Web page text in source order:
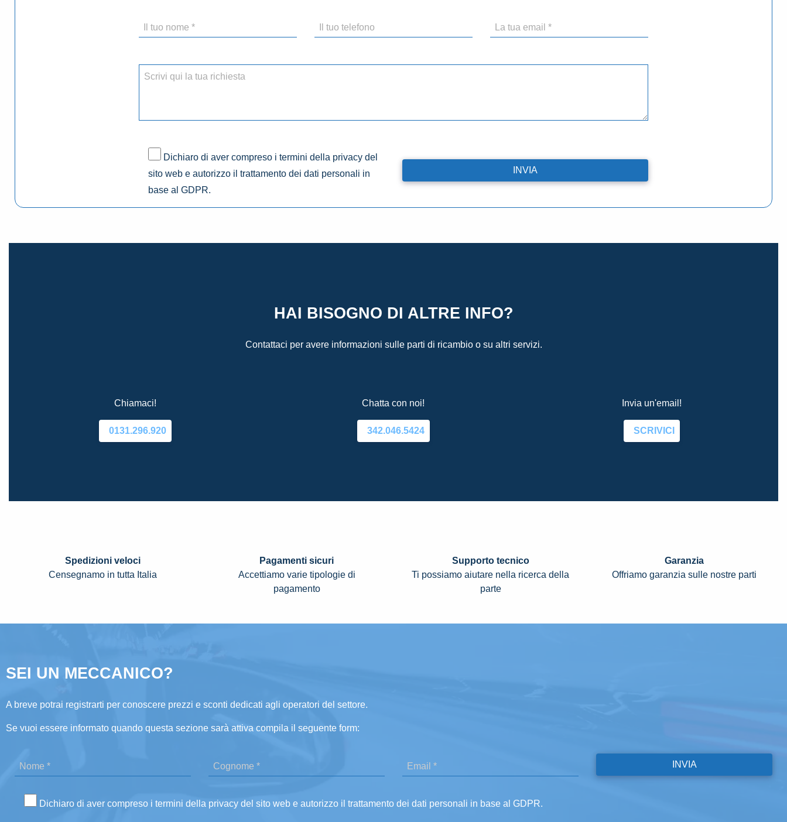
Dichiaro di aver compreso i termini della privacy del
sito web e autorizzo il trattamento dei dati personali in
base al GDPR.
HAI BISOGNO DI ALTRE INFO?
Contattaci per avere informazioni sulle parti di ricambio o su altri servizi.
Chiamaci!
0131.296.920
Chatta con noi!
342.046.5424
Invia un'email!
SCRIVICI
Spedizioni veloci
Censegnamo in tutta Italia
Pagamenti sicuri
Accettiamo varie tipologie di
pagamento
Supporto tecnico
Ti possiamo aiutare nella ricerca della
parte
Garanzia
Offriamo garanzia sulle nostre parti
SEI UN MECCANICO?
A breve potrai registrarti per conoscere prezzi e sconti dedicati agli operatori del settore.
Se vuoi essere informato quando questa sezione sarà attiva compila il seguente form:
Dichiaro di aver compreso i termini della privacy del sito web e autorizzo il trattamento dei dati personali in base al GDPR.